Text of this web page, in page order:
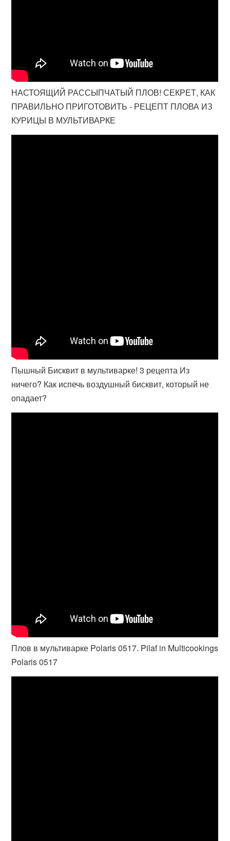
НАСТОЯЩИЙ РАССЫПЧАТЫЙ ПЛОВ! СЕКРЕТ, КАК
ПРАВИЛЬНО ПРИГОТОВИТЬ - РЕЦЕПТ ПЛОВА ИЗ
КУРИЦЫ В МУЛЬТИВАРКЕ
Пышный Бисквит в мультиварке! 3 рецепта Из
ничего? Как испечь воздушный бисквит, который не
опадает?
Плов в мультиварке Polaris 0517. Pilaf in Multicookings
Polaris 0517